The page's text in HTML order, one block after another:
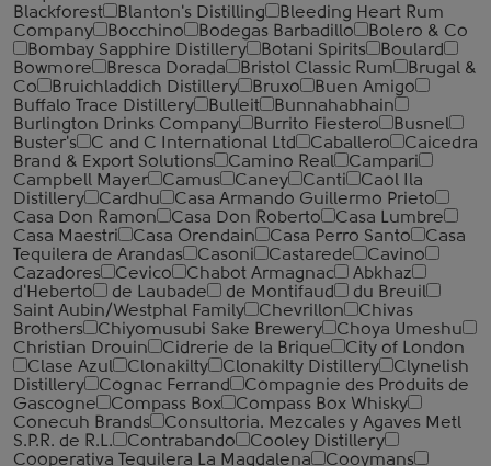
Blackforest
Blanton's Distilling
Bleeding Heart Rum
Company
Bocchino Bodegas Barbadillo
Bolero & Co
Bombay Sapphire Distillery
Botani Spirits
Boulard
Bowmore
Bresca Dorada Bristol Classic Rum
Brugal &
Co
Bruichladdich Distillery Bruxo
Buen Amigo
Buffalo Trace Distillery
Bulleit
Bunnahabhain
Burlington Drinks Company
Burrito Fiestero
Busnel
Buster's
C and C International Ltd Caballero
Caicedra
Brand & Export Solutions
Camino Real
Campari
Campbell Mayer
Camus Caney Canti
Caol Ila
Distillery
Cardhu
Casa Armando Guillermo Prieto
Casa Don Ramon
Casa Don Roberto
Casa Lumbre
Casa Maestri
Casa Orendain Casa Perro Santo
Casa
Tequilera de Arandas
Casoni Castarede
Cavino
Cazadores
Cevico Chabot Armagnac
Abkhaz
d'Heberto
de Laubade de Montifaud
du Breuil
Saint Aubin/Westphal Family
Chevrillon
Chivas
Brothers
Chiyomusubi Sake Brewery
Choya Umeshu
Christian Drouin
Cidrerie de la Brique
City of London
Clase Azul
Clonakilty Clonakilty Distillery
Clynelish
Distillery
Cognac Ferrand
Compagnie des Produits de
Gascogne
Compass Box
Compass Box Whisky
Conecuh Brands
Consultoria. Mezcales y Agaves Metl
S.P.R. de R.L.
Contrabando
Cooley Distillery
Cooperativa Tequilera La Magdalena
Cooymans